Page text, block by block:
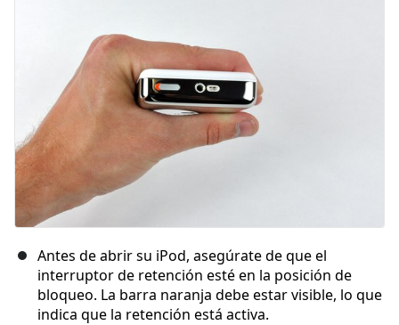
Antes de abrir su iPod, asegúrate de que el
interruptor de retención esté en la posición de
bloqueo. La barra naranja debe estar visible, lo que
indica que la retención está activa.